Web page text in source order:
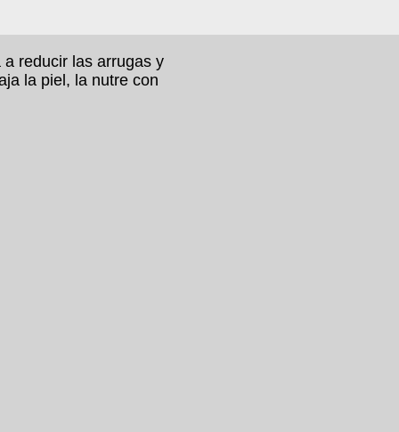
reducir las arrugas y
la piel, la nutre con